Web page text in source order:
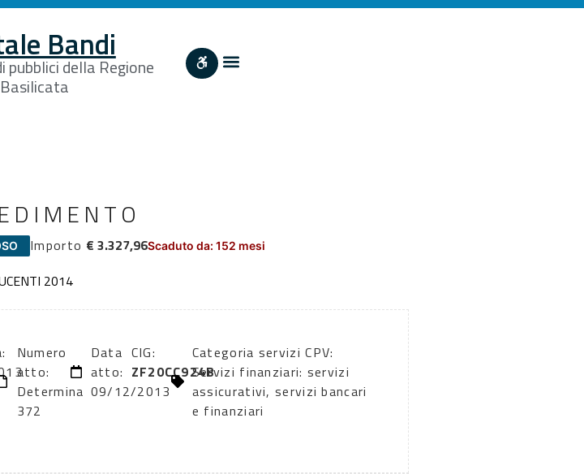
Bandi
pubblici della Regione
Basilicata
Importo € 3.327,96Scaduto da: 152 mesi
2014
Numero
atto:
Determina
372
Data
atto:
09/12/2013
CIG:
ZF20CC924B
Categoria servizi CPV:
Servizi finanziari: servizi
assicurativi, servizi bancari
e finanziari